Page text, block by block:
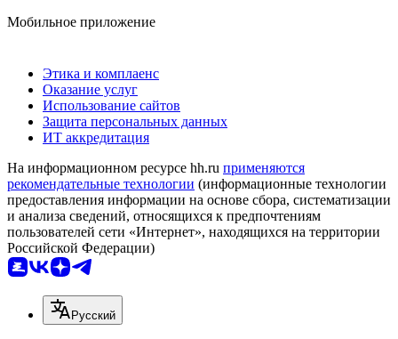
Мобильное приложение
Этика и комплаенс
Оказание услуг
Использование сайтов
Защита персональных данных
ИТ аккредитация
На информационном ресурсе hh.ru применяются
рекомендательные технологии (информационные технологии
предоставления информации на основе сбора, систематизации
и анализа сведений, относящихся к предпочтениям
пользователей сети «Интернет», находящихся на территории
Российской Федерации)
Русский